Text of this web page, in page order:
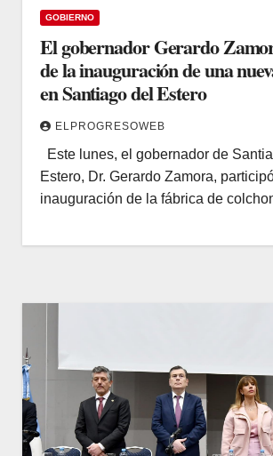
GOBIERNO
El gobernador Gerardo
de la inauguración de una
en Santiago del Estero
ELPROGRESOWEB
Este lunes, el gobernador de
Estero, Dr. Gerardo Zamora,
inauguración de la fábrica de